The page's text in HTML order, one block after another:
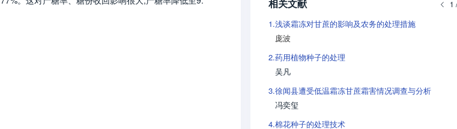
相关文献 1
1.浅谈霜冻对甘蔗的影响及农务的处理措施
庞波
2.药用植物种子的处理
吴凡
3.徐闻县遭受低温霜冻甘蔗霜害情况调查与分析
冯奕玺
4.棉花种子的处理技术